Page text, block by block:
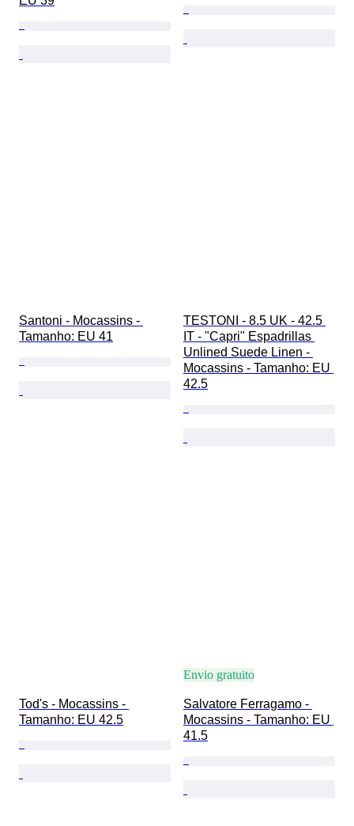
Santoni - Mocassins -
Tamanho: EU 41
TESTONI - 8.5 UK - 42.5
IT - "Capri" Espadrillas
Unlined Suede Linen -
Mocassins - Tamanho: EU
42.5
Tod's - Mocassins -
Tamanho: EU 42.5
Envio gratuito
Salvatore Ferragamo -
Mocassins - Tamanho: EU
41.5